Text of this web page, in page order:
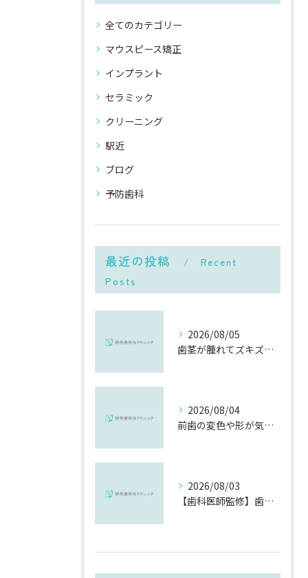
全てのカテゴリー
マウスピース矯正
インプラント
セラミック
クリーニング
駅近
ブログ
予防歯科
最近の投稿
Recent
Posts
2026/08/05
歯茎が腫れてズキズキ痛む時の応急処置と、早めに受診すべき理由
2026/08/04
前歯の変色や形が気になる…削らずにきれいに整える「ダイレクトボンディング」とは？
2026/08/03
【歯科医師監修】歯磨きで歯茎や歯が痛い5つの原因と治療法｜何科・いつ病院へ行くべき？